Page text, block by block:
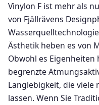
Vinylon F ist mehr als
von Fjällrävens
Ästhetik heben es von
Obwohl es Eigenheiten
begrenzte
Langlebigkeit, die viele
lassen. Wenn Sie